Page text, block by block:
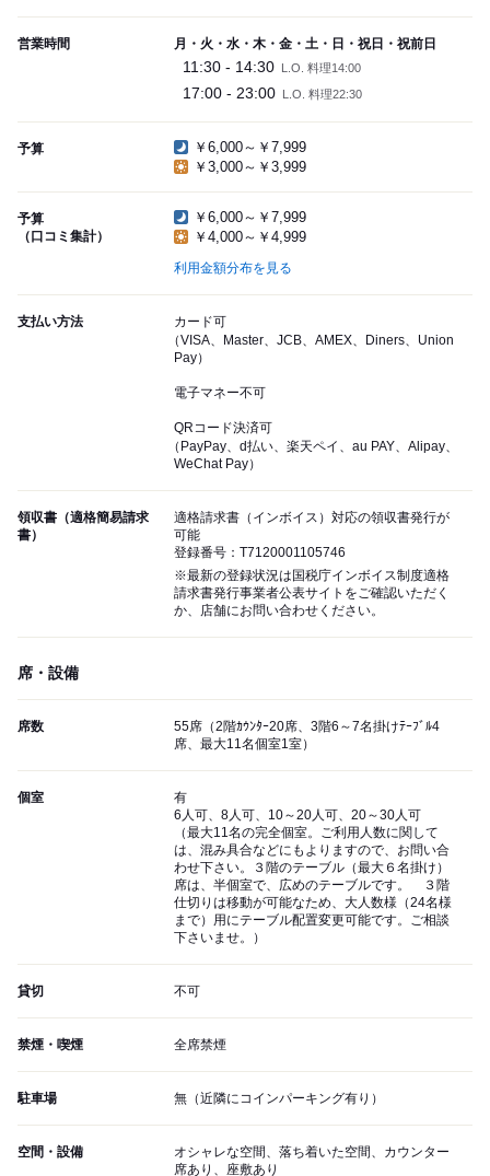
営業時間 月・火・水・木・金・土・日・祝日・祝前日
11:30 - 14:30 L.O. 料理14:00
17:00 - 23:00 L.O. 料理22:30
予算
￥6,000～￥7,999
￥3,000～￥3,999
予算
（口コミ集計）
￥6,000～￥7,999
￥4,000～￥4,999
利用金額分布を見る
支払い方法
カード可
（VISA、Master、JCB、AMEX、Diners、Union
Pay）
電子マネー不可
QRコード決済可
（PayPay、d払い、楽天ペイ、au PAY、Alipay、
WeChat Pay）
領収書（適格簡易請求
書）
適格請求書（インボイス）対応の領収書発行が
可能
登録番号：T7120001105746
※最新の登録状況は国税庁インボイス制度適格
請求書発行事業者公表サイトをご確認いただく
か、店舗にお問い合わせください。
席・設備
席数
55席（2階ｶｳﾝﾀｰ20席、3階6～7名掛けﾃｰﾌﾞﾙ4
席、最大11名個室1室）
個室
有
6人可、8人可、10～20人可、20～30人可
（最大11名の完全個室。ご利用人数に関して
は、混み具合などにもよりますので、お問い合
わせ下さい。３階のテーブル（最大６名掛け）
席は、半個室で、広めのテーブルです。 ３階
仕切りは移動が可能なため、大人数様（24名様
まで）用にテーブル配置変更可能です。ご相談
下さいませ。）
貸切 不可
禁煙・喫煙 全席禁煙
駐車場 無（近隣にコインパーキング有り）
空間・設備
オシャレな空間、落ち着いた空間、カウンター
席あり、座敷あり